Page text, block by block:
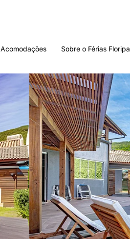
Acomodações Sobre o Férias Floripa